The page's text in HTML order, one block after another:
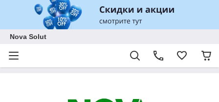
Nova Solut